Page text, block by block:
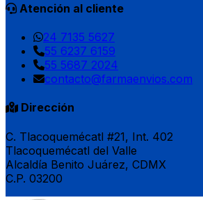
Atención al cliente
24 7135 5627
55 6237 6159
55 5687 2024
contacto@farmaenvios.com
Dirección
C. Tlacoquemécatl #21, Int. 402
Tlacoquemécatl del Valle
Alcaldía Benito Juárez, CDMX
C.P. 03200